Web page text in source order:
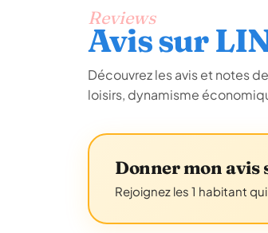
Reviews
Avis sur
Découvrez les avis et notes
loisirs, dynamisme
Donner mon avis
Rejoignez les 1 habitant